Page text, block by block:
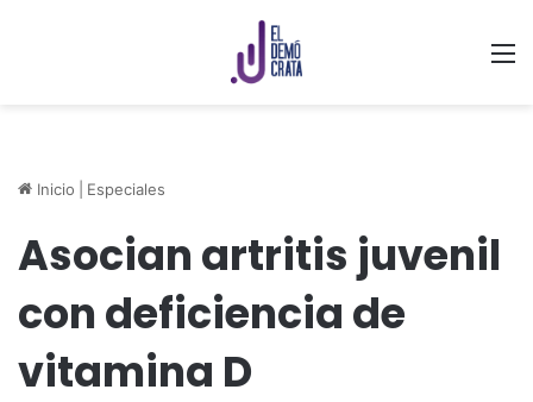
Inicio Especiales
Asocian artritis juvenil
con deficiencia de
vitamina D